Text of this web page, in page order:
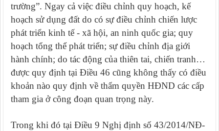
trường”. Ngay cả việc điều chỉnh quy hoạch, kế
hoạch sử dụng đất do có sự điều chỉnh chiến lược
phát triển kinh tế - xã hội, an ninh quốc gia; quy
hoạch tổng thể phát triển; sự điều chỉnh địa giới
hành chính; do tác động của thiên tai, chiến tranh…
được quy định tại Điều 46 cũng không thấy có điều
khoản nào quy định về thẩm quyền HĐND các cấp
tham gia ở công đoạn quan trọng này.
Trong khi đó tại Điều 9 Nghị định số 43/2014/NĐ-